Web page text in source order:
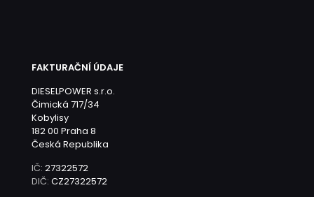
FAKTURAČNÍ ÚDAJE
DIESELPOWER s.r.o.
Čimická 717/34
Kobylisy
182 00 Praha 8
Česká Republika
IČ: 27322572
DIČ: CZ27322572